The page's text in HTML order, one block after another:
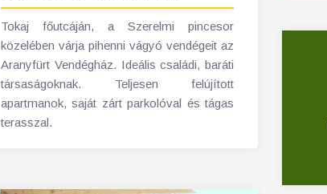
Tokaj főutcáján, a Szerelmi pincesor
közelében várja pihenni vágyó vendégeit az
Aranyfürt Vendégház. Ideális családi, baráti
társaságoknak. Teljesen felújított
apartmanok, saját zárt parkolóval és tágas
terasszal.